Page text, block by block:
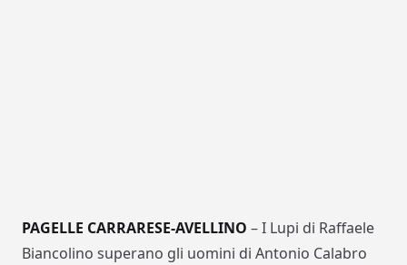
PAGELLE CARRARESE-AVELLINO – I Lupi di Raffaele
Biancolino superano gli uomini di Antonio Calabro